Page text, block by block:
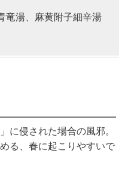
竜湯、麻黄附子細辛湯
に侵された場合の風邪。
る、春に起こりやすいで